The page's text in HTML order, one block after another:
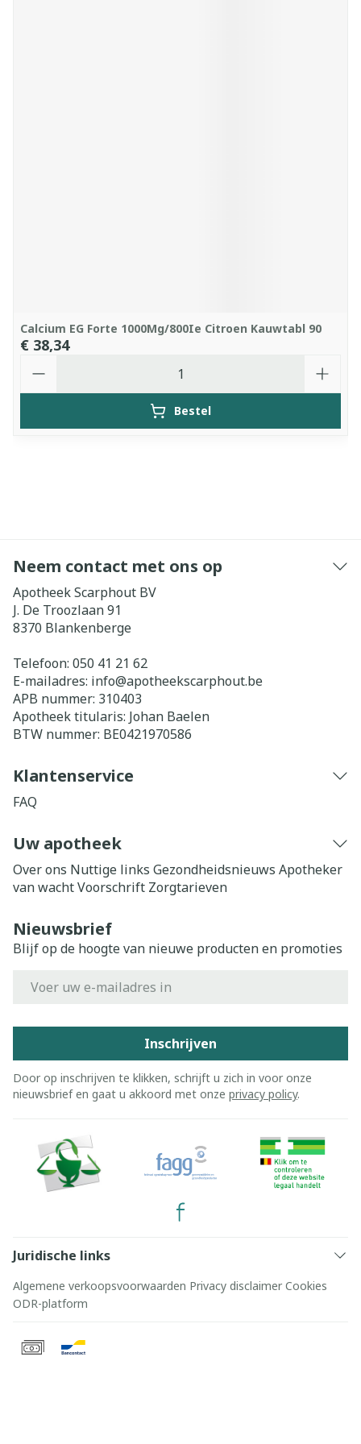
Calcium EG Forte 1000Mg/800Ie Citroen Kauwtabl 90
€ 38,34
Bestel
Neem contact met ons op
Apotheek Scarphout BV
J. De Troozlaan 91
8370 Blankenberge
Telefoon: 050 41 21 62
E-mailadres: info@apotheekscarphout.be
APB nummer: 310403
Apotheek titularis: Johan Baelen
BTW nummer: BE0421970586
Klantenservice
FAQ
Uw apotheek
Over ons Nuttige links Gezondheidsnieuws Apotheker
van wachtVoorschrift Zorgtarieven
Nieuwsbrief
Blijf op de hoogte van nieuwe producten en promoties
Inschrijven
Door op inschrijven te klikken, schrijft u zich in voor onze
nieuwsbrief en gaat u akkoord met onze privacy policy.
Juridische links
Algemene verkoopsvoorwaarden Privacy disclaimer Cookies
ODR-platform